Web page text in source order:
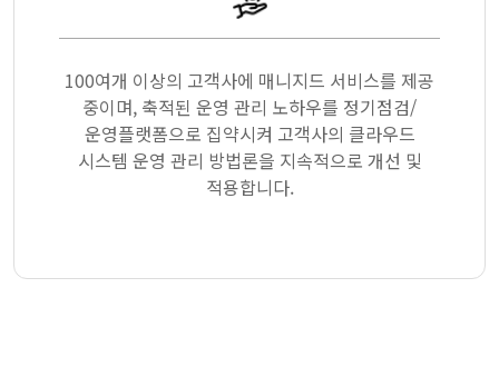
100여개 이상의 고객사에 매니지드 서비스를 제공
중이며, 축적된 운영 관리 노하우를 정기점검/
운영플랫폼으로 집약시켜 고객사의 클라우드
시스템 운영 관리 방법론을 지속적으로 개선 및
적용합니다.